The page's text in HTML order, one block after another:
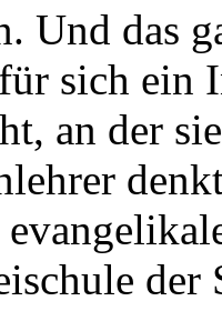
Und das
sich ein
an der